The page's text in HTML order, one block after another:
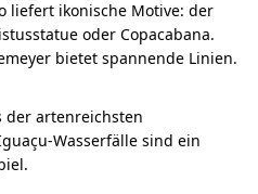
liefert ikonische Motive: der
oder Copacabana.
bietet spannende Linien.
der artenreichsten
Wasserfälle sind ein